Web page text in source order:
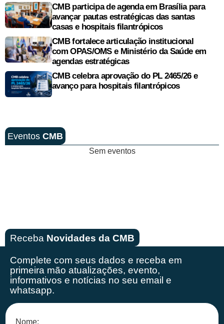
CMB participa de agenda em Brasília para
avançar pautas estratégicas das santas
casas e hospitais filantrópicos
CMB fortalece articulação institucional
com OPAS/OMS e Ministério da Saúde em
agendas estratégicas
CMB celebra aprovação do PL 2465/26 e
avanço para hospitais filantrópicos
Eventos CMB
Sem eventos
Receba Novidades da CMB
Complete com seus dados e receba em
primeira mão atualizações, evento,
informativos e notícias no seu email e
whatsapp.
Nome: